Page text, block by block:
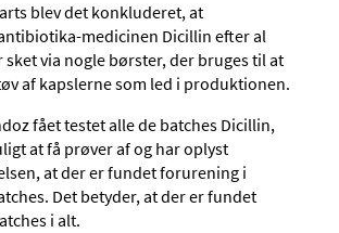
blev det konkluderet, at
medicinen Dicillin efter al
via nogle børster, der bruges til at
af kapslerne som led i produktionen.
fået testet alle de batches Dicillin,
at få prøver af og har oplyst
at der er fundet forurening i
Det betyder, at der er fundet
i alt.